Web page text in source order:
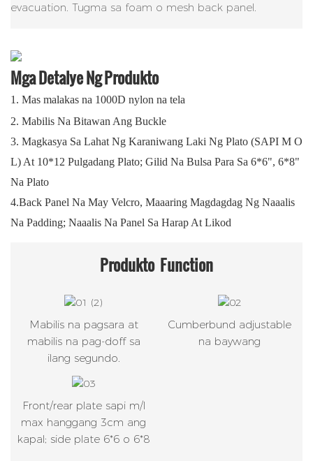
evacuation. Tugma sa foam o mesh back panel.
Mga Detalye Ng Produkto
1. Mas malakas na 1000D nylon na tela
2. Mabilis Na Bitawan Ang Buckle
3. Magkasya Sa Lahat Ng Karaniwang Laki Ng Plato (SAPI M O
L) At 10*12 Pulgadang Plato; Gilid Na Bulsa Para Sa 6*6", 6*8"
Na Plato
4.Back Panel Na May Velcro, Maaaring Magdagdag Ng Naaalis
Na Padding; Naaalis Na Panel Sa Harap At Likod
Produkto Function
Mabilis na pagsara at
mabilis na pag-doff sa
ilang segundo.
Cumberbund adjustable
na baywang
Front/rear plate sapi m/l
max hanggang 3cm ang
kapal; side plate 6*6 o 6*8